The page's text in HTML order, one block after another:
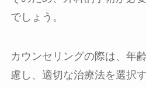
でしょう。
カウンセリングの際は、年
慮し、適切な治療法を選択